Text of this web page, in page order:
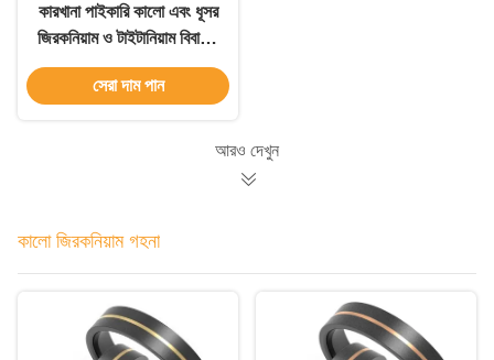
কারখানা পাইকারি কালো এবং ধূসর
জিরকনিয়াম ও টাইটানিয়াম বিবাহের
আংটি এবং পুরুষের গয়না বিবর্ণতা
ছাড়াই পুরুষদের বিবাহের আংটি
সেরা দাম পান
আরও দেখুন
কালো জিরকনিয়াম গহনা